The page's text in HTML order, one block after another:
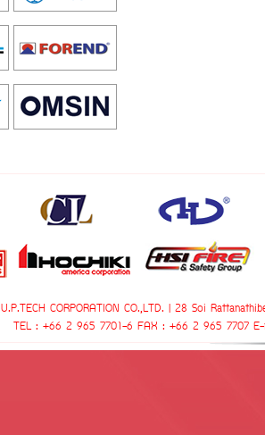
U.P.TECH CORPORATION CO.,LTD. | 28 Soi
TEL : +66 2 965 7701-6 FAX : +66 2 965 7707